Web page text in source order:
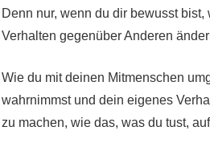
Denn nur, wenn du dir bewusst
Verhalten gegenüber Anderen
Wie du mit deinen Mitmenschen
wahrnimmst und dein eigenes
zu machen, wie das, was du tust,